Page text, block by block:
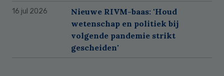
16 jul 2026
Nieuwe RIVM-baas: 'Houd
wetenschap en politiek bij
volgende pandemie strikt
gescheiden'